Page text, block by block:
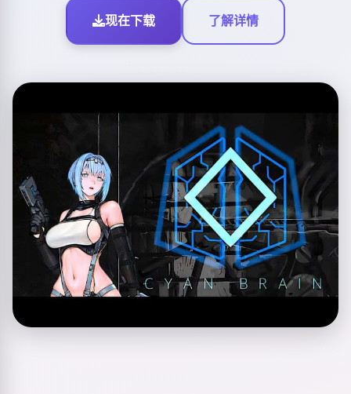
现在下载 了解详情